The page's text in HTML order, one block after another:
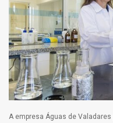
A empresa Águas de